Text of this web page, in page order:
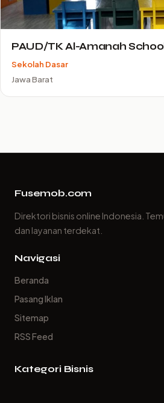
PAUD/TK Al-Amanah
Sekolah Dasar
Jawa Barat
Fusemob.com
Direktori bisnis online Indonesia.
dan layanan terdekat.
Navigasi
Beranda
Pasang Iklan
Sitemap
RSS Feed
Kategori Bisnis